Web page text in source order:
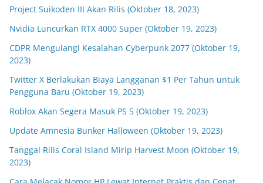
Project Suikoden III Akan Rilis (Oktober 18, 2023)
Nvidia Luncurkan RTX 4000 Super (Oktober 19, 2023)
CDPR Mengulangi Kesalahan Cyberpunk 2077 (Oktober 19,
2023)
Twitter X Berlakukan Biaya Langganan $1 Per Tahun untuk
Pengguna Baru (Oktober 19, 2023)
Roblox Akan Segera Masuk PS 5 (Oktober 19, 2023)
Update Amnesia Bunker Halloween (Oktober 19, 2023)
Tanggal Rilis Coral Island Mirip Harvest Moon (Oktober 19,
2023)